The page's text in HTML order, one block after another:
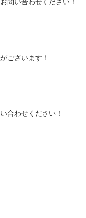
問い合わせください！
ございます！
合わせください！